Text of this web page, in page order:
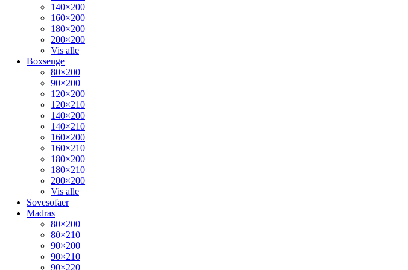
140×200
160×200
180×200
200×200
Vis alle
Boxsenge
80×200
90×200
120×200
120×210
140×200
140×210
160×200
160×210
180×200
180×210
200×200
Vis alle
Sovesofaer
Madras
80×200
80×210
90×200
90×210
90×220